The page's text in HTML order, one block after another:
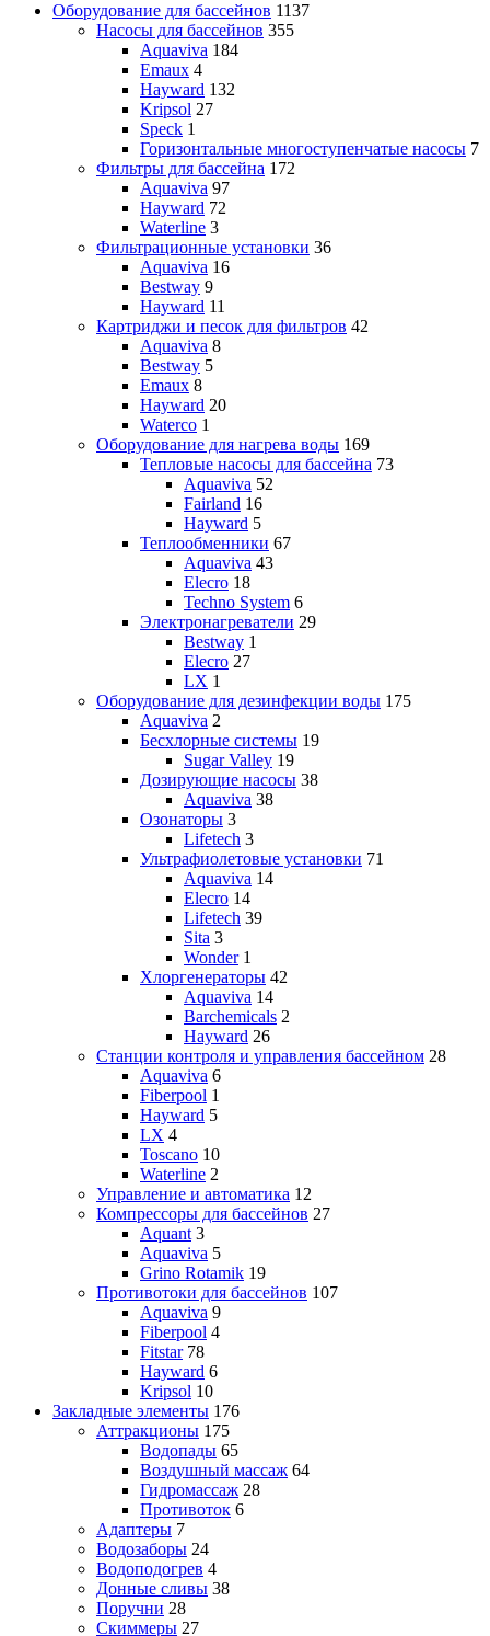
Оборудование для бассейнов 1137
Насосы для бассейнов 355
Aquaviva 184
Emaux 4
Hayward 132
Kripsol 27
Speck 1
Горизонтальные многоступенчатые насосы 7
Фильтры для бассейна 172
Aquaviva 97
Hayward 72
Waterline 3
Фильтрационные установки 36
Aquaviva 16
Bestway 9
Hayward 11
Картриджи и песок для фильтров 42
Aquaviva 8
Bestway 5
Emaux 8
Hayward 20
Waterco 1
Оборудование для нагрева воды 169
Тепловые насосы для бассейна 73
Aquaviva 52
Fairland 16
Hayward 5
Теплообменники 67
Aquaviva 43
Elecro 18
Techno System 6
Электронагреватели 29
Bestway 1
Elecro 27
LX 1
Оборудование для дезинфекции воды 175
Aquaviva 2
Бесхлорные системы 19
Sugar Valley 19
Дозирующие насосы 38
Aquaviva 38
Озонаторы 3
Lifetech 3
Ультрафиолетовые установки 71
Aquaviva 14
Elecro 14
Lifetech 39
Sita 3
Wonder 1
Хлоргенераторы 42
Aquaviva 14
Barchemicals 2
Hayward 26
Станции контроля и управления бассейном 28
Aquaviva 6
Fiberpool 1
Hayward 5
LX 4
Toscano 10
Waterline 2
Управление и автоматика 12
Компрессоры для бассейнов 27
Aquant 3
Aquaviva 5
Grino Rotamik 19
Противотоки для бассейнов 107
Aquaviva 9
Fiberpool 4
Fitstar 78
Hayward 6
Kripsol 10
Закладные элементы 176
Аттракционы 175
Водопады 65
Воздушный массаж 64
Гидромассаж 28
Противоток 6
Адаптеры 7
Водозаборы 24
Водоподогрев 4
Донные сливы 38
Поручни 28
Скиммеры 27